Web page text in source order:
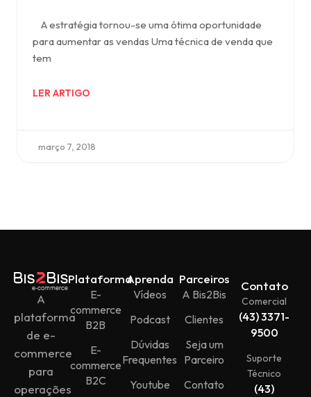
A estratégia tornou-se uma ótima oportunidade
para aumentar as vendas Uma técnica de venda que
tem
LER ARTIGO
março 7, 2018
A
plataforma
de e-
commerce
para
operações
Plataforma
E-
commerce
B2B
E-
commerce
B2C
Aprenda
Vídeos
Podcast
Dúvidas
Frequentes
Youtube
Parceiros
A Bis2Bis
Clientes
Seja um
Parceiro
Contato
Contato
Comercial
(43) 3371-
9500
Suporte
Técnico
(43)